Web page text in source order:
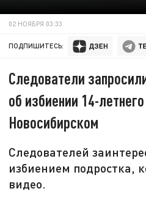
02 НОЯБРЯ 03:33
ПОДПИШИТЕСЬ:
Следователи
об избиении 14-
Новосибирском
Следователей
избиением подростка,
видео.